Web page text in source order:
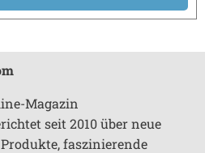
Magazin
seit 2010 über neue
faszinierende